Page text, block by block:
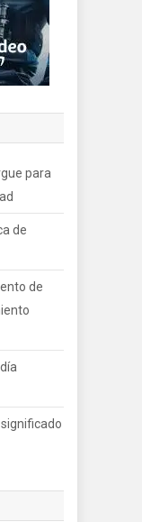
para
de
de
significado